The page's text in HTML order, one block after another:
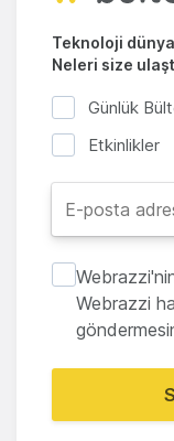
Teknoloji
Neleri size
Günlük
Etkinlikler
Webrazzi